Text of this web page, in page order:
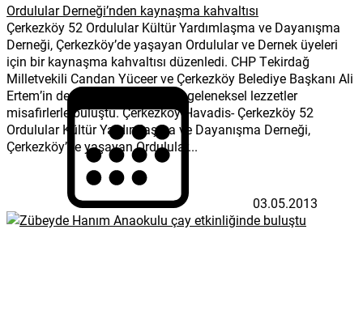
Ordulular Derneği’nden kaynaşma kahvaltısı
Çerkezköy 52 Ordulular Kültür Yardımlaşma ve Dayanışma
Derneği, Çerkezköy’de yaşayan Ordulular ve Dernek üyeleri
için bir kaynaşma kahvaltısı düzenledi. CHP Tekirdağ
Milletvekili Candan Yüceer ve Çerkezköy Belediye Başkanı Ali
Ertem’in de katıldığı kahvaltıda, geleneksel lezzetler
misafirlerle buluştu. Çerkezköy Havadis- Çerkezköy 52
Ordulular Kültür Yardımlaşma ve Dayanışma Derneği,
Çerkezköy’de yaşayan Ordulular...
03.05.2013